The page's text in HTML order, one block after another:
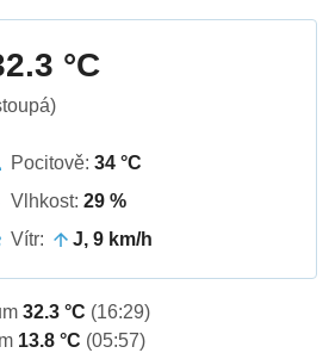
°C
Pocitově: 34 °C
Vlhkost: 29 %
Vítr:
J, 9 km/h
32.3 °C (16:29)
13.8 °C (05:57)